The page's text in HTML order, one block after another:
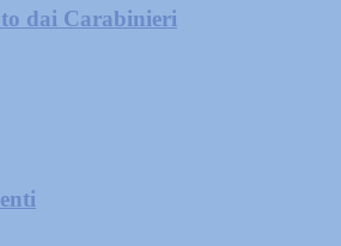
dai Carabinieri